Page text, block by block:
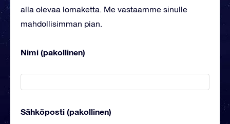
alla olevaa lomaketta. Me vastaamme sinulle
mahdollisimman pian.
Nimi (pakollinen)
Sähköposti (pakollinen)